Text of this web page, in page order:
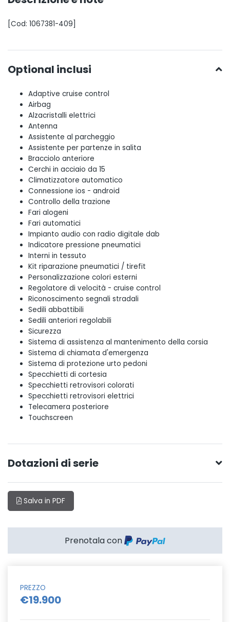
[Cod: 1067381-409]
Optional inclusi
Adaptive cruise control
Airbag
Alzacristalli elettrici
Antenna
Assistente al parcheggio
Assistente per partenze in salita
Bracciolo anteriore
Cerchi in acciaio da 15
Climatizzatore automatico
Connessione ios - android
Controllo della trazione
Fari alogeni
Fari automatici
Impianto audio con radio digitale dab
Indicatore pressione pneumatici
Interni in tessuto
Kit riparazione pneumatici / tirefit
Personalizzazione colori esterni
Regolatore di velocità - cruise control
Riconoscimento segnali stradali
Sedili abbattibili
Sedili anteriori regolabili
Sicurezza
Sistema di assistenza al mantenimento della corsia
Sistema di chiamata d'emergenza
Sistema di protezione urto pedoni
Specchietti di cortesia
Specchietti retrovisori colorati
Specchietti retrovisori elettrici
Telecamera posteriore
Touchscreen
Dotazioni di serie
Salva in PDF
Prenotala con
PREZZO
€19.900